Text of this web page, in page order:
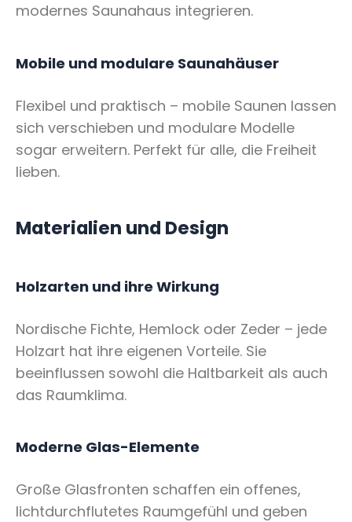
modernes Saunahaus integrieren.
Mobile und modulare Saunahäuser
Flexibel und praktisch – mobile Saunen lassen
sich verschieben und modulare Modelle
sogar erweitern. Perfekt für alle, die Freiheit
lieben.
Materialien und Design
Holzarten und ihre Wirkung
Nordische Fichte, Hemlock oder Zeder – jede
Holzart hat ihre eigenen Vorteile. Sie
beeinflussen sowohl die Haltbarkeit als auch
das Raumklima.
Moderne Glas-Elemente
Große Glasfronten schaffen ein offenes,
lichtdurchflutetes Raumgefühl und geben